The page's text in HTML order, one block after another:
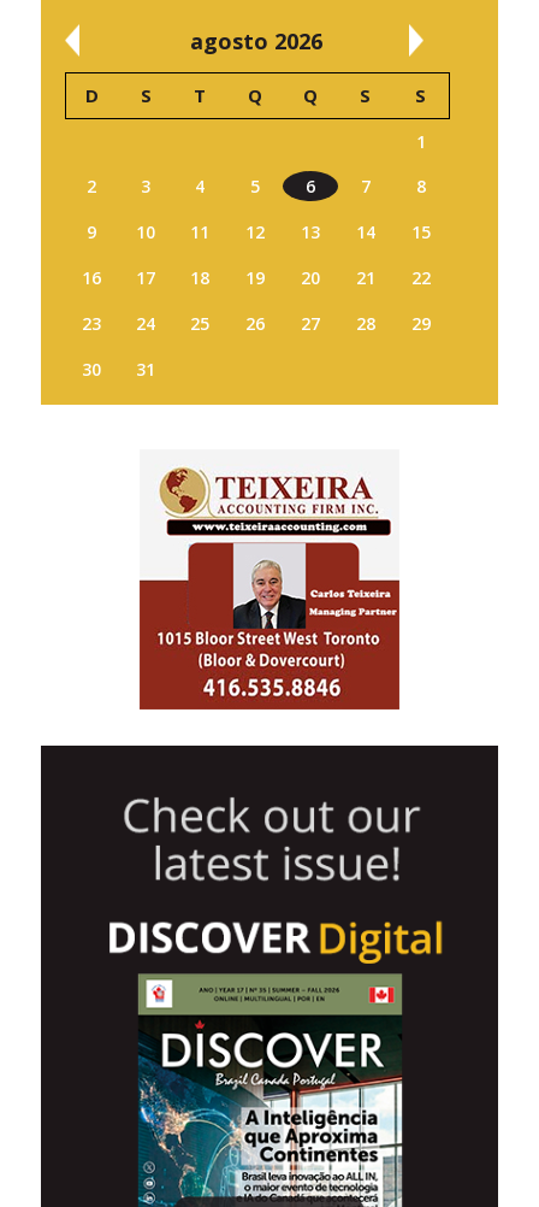
agosto 2026
D S T Q Q S S
1
2
3 4 5 6 7
8
9
10 11 12 13 14
15
16
17 18 19 20 21
22
23
24 25 26 27 28
29
30
31